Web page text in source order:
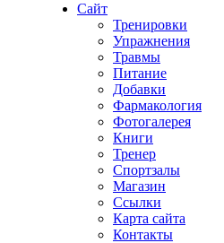
Сайт
Тренировки
Упражнения
Травмы
Питание
Добавки
Фармакология
Фотогалерея
Книги
Тренер
Спортзалы
Магазин
Ссылки
Карта сайта
Контакты